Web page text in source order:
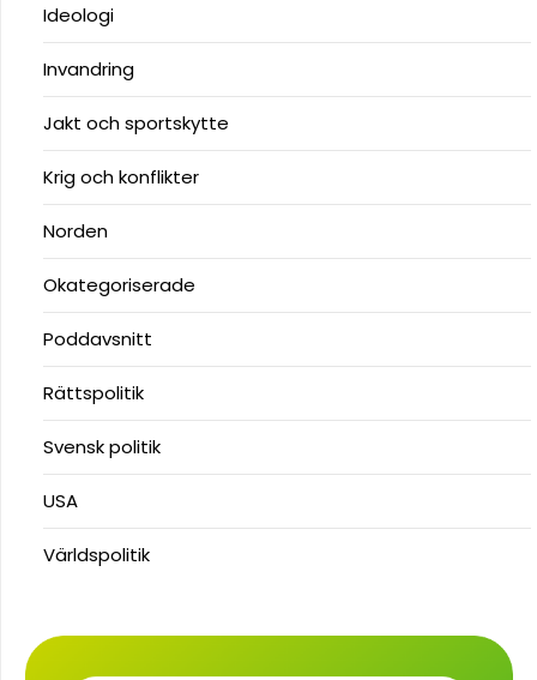
Ideologi
Invandring
Jakt och sportskytte
Krig och konflikter
Norden
Okategoriserade
Poddavsnitt
Rättspolitik
Svensk politik
USA
Världspolitik